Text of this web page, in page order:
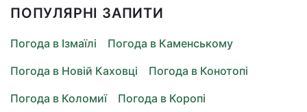
ПОПУЛЯРНІ ЗАПИТИ
Погода в Ізмаїлі
Погода в Каменському
Погода в Новій Каховці
Погода в Конотопі
Погода в Коломиї
Погода в Коропі